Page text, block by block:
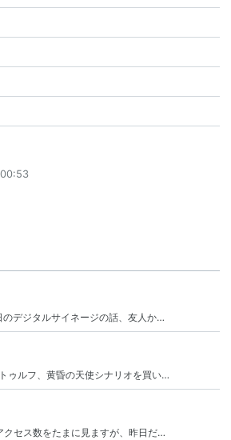
デジタルサイネージの話、友人か…
ゥルフ、黄昏の天使シナリオを買い…
セス数をたまに見ますが、昨日だ…